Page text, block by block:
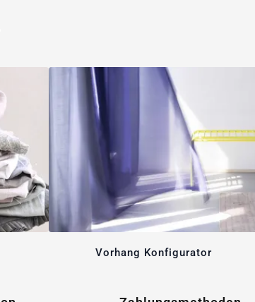
Vorhang Konfigurator